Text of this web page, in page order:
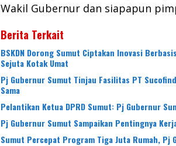
Wakil Gubernur dan siapapun
Berita Terkait
BSKDN Dorong Sumut Ciptakan Inovasi
Sejuta Kotak Umat
Pj Gubernur Sumut Tinjau Fasilitas PT
Sama
Pelantikan Ketua DPRD Sumut: Pj Gubernur
Pj Gubernur Sumut Sampaikan Pentingnya
Sumut Percepat Program Tiga Juta Rumah, Pj